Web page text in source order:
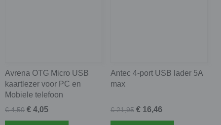
Avrena OTG Micro USB
kaartlezer voor PC en
Mobiele telefoon
€ 4,50 € 4,05
Antec 4-port USB lader 5A
max
€ 21,95 € 16,46